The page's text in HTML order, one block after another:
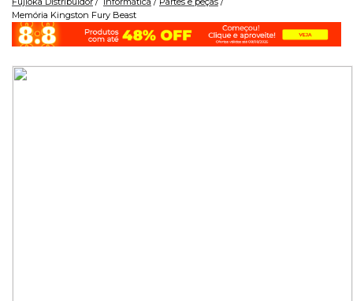
Memória Kingston Fury Beast